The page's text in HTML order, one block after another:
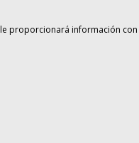
le proporcionará información